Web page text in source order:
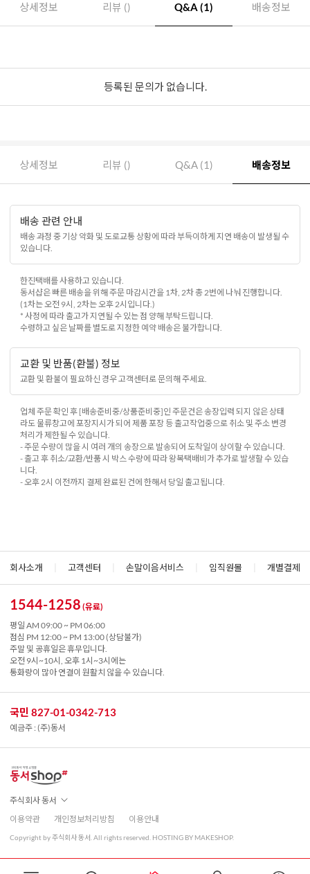
상세정보 리뷰 () Q&A (1) 배송정보
등록된 문의가 없습니다.
상세정보 리뷰 () Q&A (1) 배송정보
배송 관련 안내
배송 과정 중 기상 악화 및 도로교통 상황에 따라 부득이하게 지연 배송이 발생될 수
있습니다.
한진택배를 사용하고 있습니다.
동서샵은 빠른 배송을 위해 주문 마감시간을 1차, 2차 총 2번에 나눠 진행합니다.
(1차는 오전 9시, 2차는 오후 2시입니다.)
* 사정에 따라 출고가 지연될 수 있는 점 양해 부탁드립니다.
수령하고 싶은 날짜를 별도로 지정한 예약 배송은 불가합니다.
교환 및 반품(환불) 정보
교환 및 환불이 필요하신 경우 고객센터로 문의해 주세요.
업체 주문 확인 후 [배송준비중/상품준비중]인 주문건은 송장입력 되지 않은 상태
라도 물류창고에 포장지시가 되어 제품 포장 등 출고작업중으로 취소 및 주소 변경
처리가 제한될 수 있습니다.
- 주문 수량이 많을 시 여러 개의 송장으로 발송되어 도착일이 상이할 수 있습니다.
- 출고 후 취소/교환/반품 시 박스 수량에 따라 왕복택배비가 추가로 발생할 수 있습
니다.
- 오후 2시 이전까지 결제 완료된 건에 한해서 당일 출고됩니다.
회사소개 고객센터 손말이음서비스 임직원몰 개별결제
1544-1258 (유료)
평일 AM 09:00 ~ PM 06:00
점심 PM 12:00 ~ PM 13:00 (상담불가)
주말 및 공휴일은 휴무입니다.
오전 9시~10시, 오후 1시~3시에는
통화량이 많아 연결이 원활치 않을 수 있습니다.
국민 827-01-0342-713
예금주 : (주)동서
주식회사 동서
이용약관
개인정보처리방침 이용안내
Copyright by 주식회사 동서. All rights reserved. HOSTING BY MAKESHOP.